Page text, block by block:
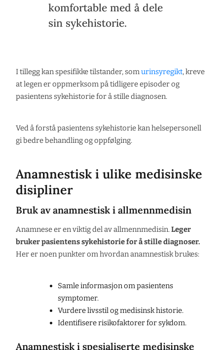
komfortable med å dele
sin sykehistorie.
I tillegg kan spesifikke tilstander, somurinsyregikt, kreve
at legen er oppmerksom på tidligere episoder og
pasientens sykehistorie for å stille diagnosen.
Ved å forstå pasientens sykehistorie kan helsepersonell
gi bedre behandling og oppfølging.
Anamnestisk i ulike medisinske
disipliner
Bruk av anamnestisk i allmennmedisin
Anamnese er en viktig del av allmennmedisin.Leger
bruker pasientens sykehistorie for å stille diagnoser.
Her er noen punkter om hvordan anamnestisk brukes:
Samle informasjon om pasientens
symptomer.
Vurdere livsstil og medisinsk historie.
Identifisere risikofaktorer for sykdom.
Anamnestisk i spesialiserte medisinske